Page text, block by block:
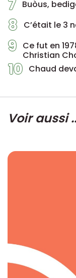
7 Buòus,
8 C’était le 3
9 Ce fut en
Christian
10 Chaud
Voir aussi